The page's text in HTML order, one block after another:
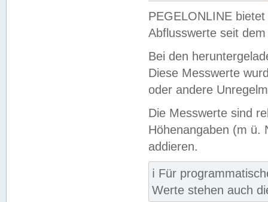
PEGELONLINE
Abflusswerte seit
Bei den
Diese Messwerte
oder andere
Die Messwerte sind
Höhenangaben (m ü.
addieren.
ℹ️ Für
Werte stehen auch